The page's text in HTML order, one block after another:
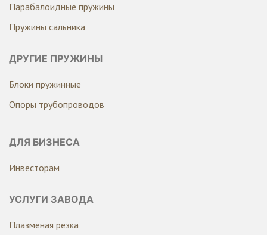
Парабалоидные пружины
Пружины сальника
ДРУГИЕ ПРУЖИНЫ
Блоки пружинные
Опоры трубопроводов
ДЛЯ БИЗНЕСА
Инвесторам
УСЛУГИ ЗАВОДА
Плазменая резка